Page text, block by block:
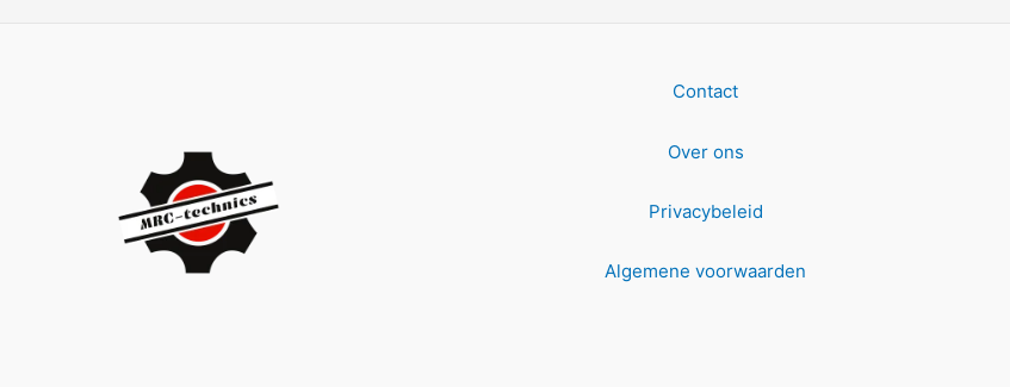
Contact
Over ons
Privacybeleid
Algemene voorwaarden